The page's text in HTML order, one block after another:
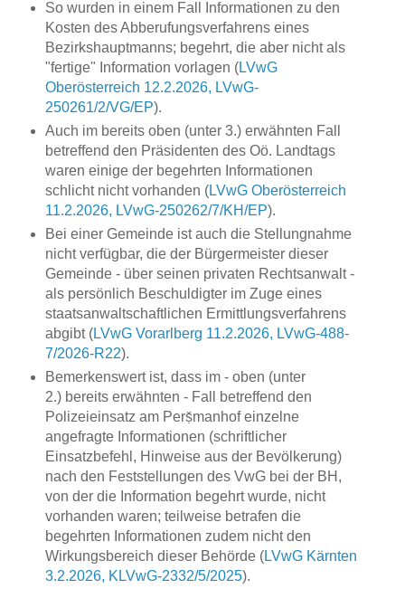
So wurden in einem Fall Informationen zu den
Kosten des Abberufungsverfahrens eines
Bezirkshauptmanns; begehrt, die aber nicht als
"fertige" Information vorlagen (LVwG
Oberösterreich 12.2.2026, LVwG-
250261/2/VG/EP).
Auch im bereits oben (unter 3.) erwähnten Fall
betreffend den Präsidenten des Oö. Landtags
waren einige der begehrten Informationen
schlicht nicht vorhanden (LVwG Oberösterreich
11.2.2026, LVwG-250262/7/KH/EP).
Bei einer Gemeinde ist auch die Stellungnahme
nicht verfügbar, die der Bürgermeister dieser
Gemeinde - über seinen privaten Rechtsanwalt -
als persönlich Beschuldigter im Zuge eines
staatsanwaltschaftlichen Ermittlungsverfahrens
abgibt (LVwG Vorarlberg 11.2.2026, LVwG-488-
7/2026-R22).
Bemerkenswert ist, dass im - oben (unter
2.) bereits erwähnten - Fall betreffend den
Polizeieinsatz am Perṣ̌manhof einzelne
angefragte Informationen (schriftlicher
Einsatzbefehl, Hinweise aus der Bevölkerung)
nach den Feststellungen des VwG bei der BH,
von der die Information begehrt wurde, nicht
vorhanden waren; teilweise betrafen die
begehrten Informationen zudem nicht den
Wirkungsbereich dieser Behörde (LVwG Kärnten
3.2.2026, KLVwG-2332/5/2025).